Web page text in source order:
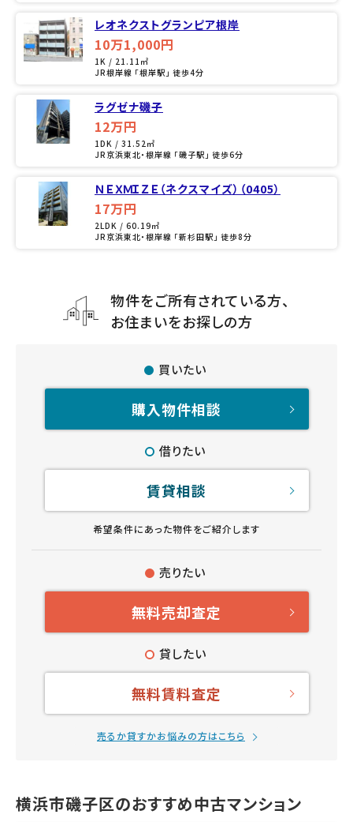
レオネクストグランピア根岸
10万1,000円
1K / 21.11㎡
JR根岸線 「根岸駅」 徒歩4分
ラグゼナ磯子
12万円
1DK / 31.52㎡
JR京浜東北・根岸線 「磯子駅」 徒歩6分
ＮＥＸＭＩＺＥ（ネクスマイズ）（0405）
17万円
2LDK / 60.19㎡
JR京浜東北・根岸線 「新杉田駅」 徒歩8分
物件をご所有されている方、
お住まいをお探しの方
買いたい
購入物件相談
借りたい
賃貸相談
希望条件にあった物件をご紹介します
売りたい
無料売却査定
貸したい
無料賃料査定
売るか貸すかお悩みの方はこちら
横浜市磯子区のおすすめ中古マンション